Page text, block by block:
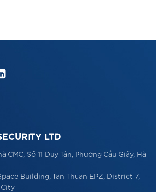
LTD
CMC, Số 11 Duy Tân, Phường Cầu Giấy, Hà
Building, Tan Thuan EPZ, District 7,
City